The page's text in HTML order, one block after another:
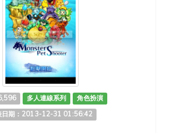
多人連線系列
角色扮演
日期：2013-12-31 01:56:42